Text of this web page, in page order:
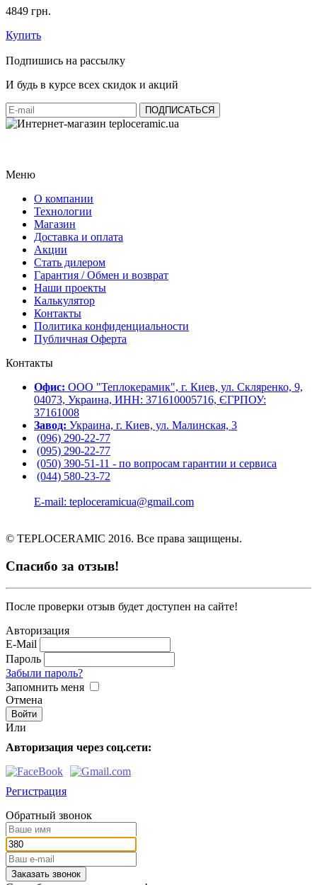
4849 грн.
Купить
Подпишись на рассылку
И будь в курсе всех скидок и акций
Меню
О компании
Технологии
Магазин
Доставка и оплата
Акции
Стать дилером
Гарантия / Обмен и возврат
Наши проекты
Калькулятор
Контакты
Политика конфиденциальности
Публичная Оферта
Контакты
Офис: ООО "Теплокерамик", г. Киев, ул. Скляренко, 9,
04073, Украина, ИНН: 371610005716, ЄГРПОУ:
37161008
Завод: Украина, г. Киев, ул. Малинская, 3
(096) 290-22-77
(095) 290-22-77
(050) 390-51-11 - по вопросам гарантии и cервиса
(044) 580-23-72
E-mail: teploceramicua@gmail.com
© TEPLOCERAMIC 2016. Все права защищены.
Спасибо за отзыв!
После проверки отзыв будет доступен на сайте!
Авторизация
E-Mail
Пароль
Забыли пароль?
Запомнить меня
Отмена
Или
Авторизация через соц.сети:
Регистрация
Обратный звонок
Заказать звонок